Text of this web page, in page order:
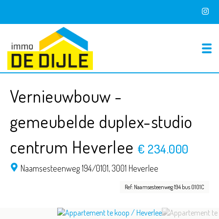
Vernieuwbouw -
gemeubelde duplex-studio
centrum Heverlee € 234.000
Naamsesteenweg 194/0101,3001 Heverlee
Ref: Naamsesteenweg 194 bus 0101C